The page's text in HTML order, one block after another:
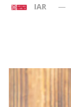
IAR